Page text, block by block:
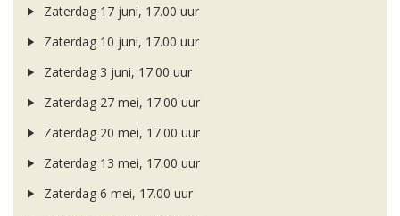
Zaterdag 17 juni, 17.00 uur
Zaterdag 10 juni, 17.00 uur
Zaterdag 3 juni, 17.00 uur
Zaterdag 27 mei, 17.00 uur
Zaterdag 20 mei, 17.00 uur
Zaterdag 13 mei, 17.00 uur
Zaterdag 6 mei, 17.00 uur